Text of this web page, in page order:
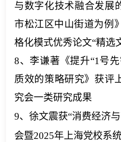
与数字化技术融合发展
市松江区中山街道为例
格化模式优秀论文“精选
8、 李谦著 《提升“1号
质效的策略研究》获评
究会一类研究成果
9、 徐文震获“消费经济
会暨2025年上海党校系